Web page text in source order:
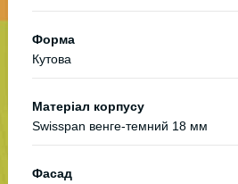
Форма
Кутова
Матеріал корпусу
Swisspan венге-темний 18 мм
Фасад